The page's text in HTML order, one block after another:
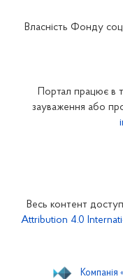
Закарпатське
Запорізьке відділення
Кіровоградське
Власність Фонду
Портал працює в
зауваження або
Весь контент
Attribution 4.0
Компанія